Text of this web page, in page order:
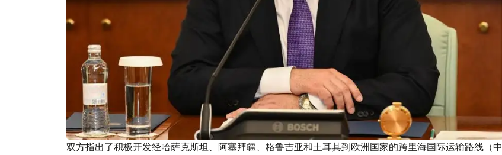
双方指出了积极开发经哈萨克斯坦、阿塞拜疆、格鲁吉亚和土耳其到欧洲国家的跨里海国际运输路线（中